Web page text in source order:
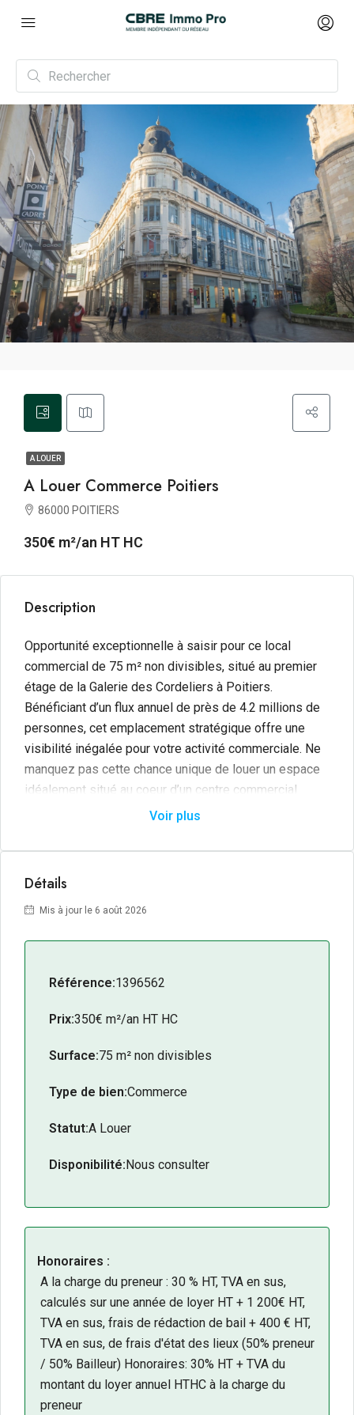
A LOUER
A Louer Commerce Poitiers
86000 POITIERS
350€ m²/an HT HC
Description
Opportunité exceptionnelle à saisir pour ce local
commercial de 75 m² non divisibles, situé au premier
étage de la Galerie des Cordeliers à Poitiers.
Bénéficiant d’un flux annuel de près de 4.2 millions de
personnes, cet emplacement stratégique offre une
visibilité inégalée pour votre activité commerciale. Ne
manquez pas cette chance unique de louer un espace
idéalement situé au coeur d’un centre commercial
Voir plus
Détails
Mis à jour le 6 août 2026
Référence:1396562
Prix:350€ m²/an HT HC
Surface:75 m² non divisibles
Type de bien:Commerce
Statut:A Louer
Disponibilité:Nous consulter
Honoraires :
A la charge du preneur : 30 % HT, TVA en sus,
calculés sur une année de loyer HT + 1 200€ HT,
TVA en sus, frais de rédaction de bail + 400 € HT,
TVA en sus, de frais d'état des lieux (50% preneur
/ 50% Bailleur) Honoraires: 30% HT + TVA du
montant du loyer annuel HTHC à la charge du
preneur